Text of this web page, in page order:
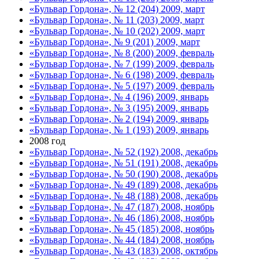
«Бульвар Гордона», № 12 (204) 2009, март
«Бульвар Гордона», № 11 (203) 2009, март
«Бульвар Гордона», № 10 (202) 2009, март
«Бульвар Гордона», № 9 (201) 2009, март
«Бульвар Гордона», № 8 (200) 2009, февраль
«Бульвар Гордона», № 7 (199) 2009, февраль
«Бульвар Гордона», № 6 (198) 2009, февраль
«Бульвар Гордона», № 5 (197) 2009, февраль
«Бульвар Гордона», № 4 (196) 2009, январь
«Бульвар Гордона», № 3 (195) 2009, январь
«Бульвар Гордона», № 2 (194) 2009, январь
«Бульвар Гордона», № 1 (193) 2009, январь
2008 год
«Бульвар Гордона», № 52 (192) 2008, декабрь
«Бульвар Гордона», № 51 (191) 2008, декабрь
«Бульвар Гордона», № 50 (190) 2008, декабрь
«Бульвар Гордона», № 49 (189) 2008, декабрь
«Бульвар Гордона», № 48 (188) 2008, декабрь
«Бульвар Гордона», № 47 (187) 2008, ноябрь
«Бульвар Гордона», № 46 (186) 2008, ноябрь
«Бульвар Гордона», № 45 (185) 2008, ноябрь
«Бульвар Гордона», № 44 (184) 2008, ноябрь
«Бульвар Гордона», № 43 (183) 2008, октябрь